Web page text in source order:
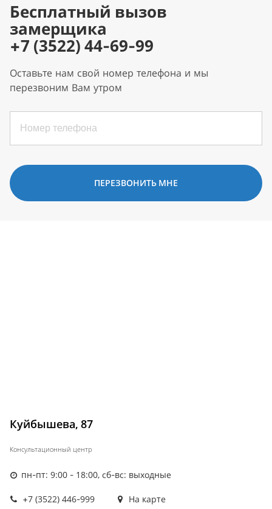
Бесплатный вызов
замерщика
+7 (3522) 44-69-99
Оставьте нам свой номер телефона и мы
перезвоним Вам утром
ПЕРЕЗВОНИТЬ МНЕ
Куйбышева, 87
Консультационный центр
пн-пт: 9:00 - 18:00, сб-вс: выходные
+7 (3522) 446-999 На карте